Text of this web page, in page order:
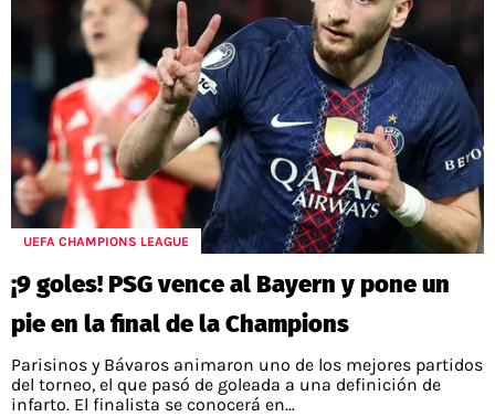
UEFA CHAMPIONS LEAGUE
¡9 goles! PSG vence al Bayern y pone un
pie en la final de la Champions
Parisinos y Bávaros animaron uno de los mejores partidos
del torneo, el que pasó de goleada a una definición de
infarto. El finalista se conocerá en...